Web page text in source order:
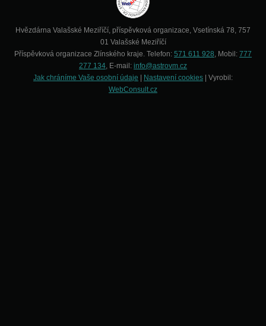
Hvězdárna Valašské Meziříčí, příspěvková organizace, Vsetínská 78, 757
01 Valašské Meziříčí
Příspěvková organizace Zlínského kraje. Telefon: 571 611 928, Mobil: 777
277 134, E-mail: info@astrovm.cz
Jak chráníme Vaše osobní údaje
Nastavení cookies | Vyrobil:
WebConsult.cz